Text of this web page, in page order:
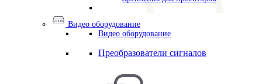
Видео оборудование
Видео оборудование
Преобразователи сигналов